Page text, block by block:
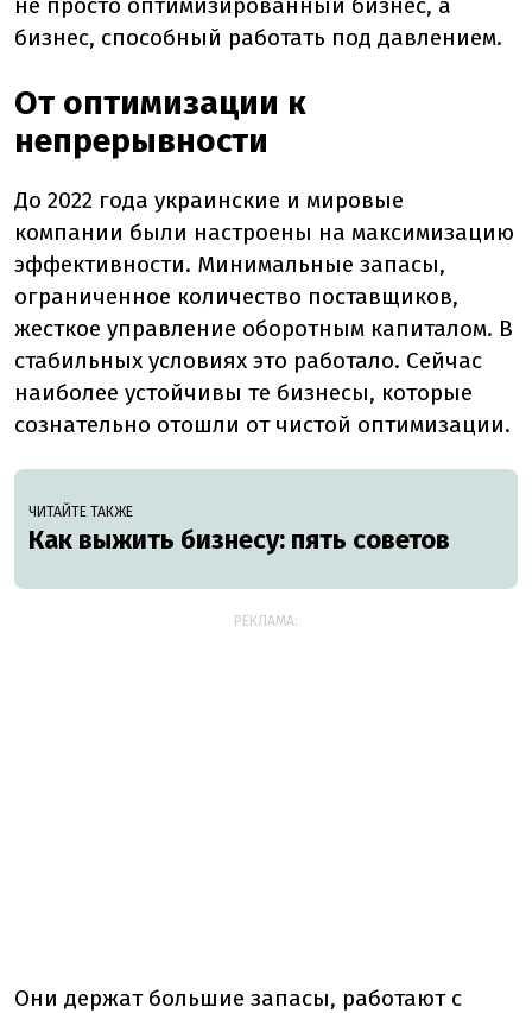
бизнес, способный работать под давлением.
От оптимизации к
непрерывности
До 2022 года украинские и мировые
компании были настроены на максимизацию
эффективности. Минимальные запасы,
ограниченное количество поставщиков,
жесткое управление оборотным капиталом. В
стабильных условиях это работало. Сейчас
наиболее устойчивы те бизнесы, которые
сознательно отошли от чистой оптимизации.
ЧИТАЙТЕ ТАКЖЕ
Как выжить бизнесу: пять советов
РЕКЛАМА:
Они держат большие запасы, работают с